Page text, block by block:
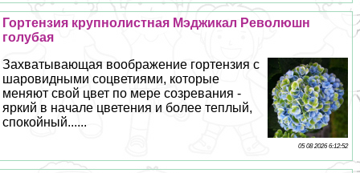
Гортензия крупнолистная Мэджикал Революшн
гoлyбая
Захватывающая воображение гортензия с
шаровидными соцветиями, которые
меняют свой цвет по мере созревания -
яркий в начале цветения и более теплый,
спокойный......
05 08 2026 6:12:52